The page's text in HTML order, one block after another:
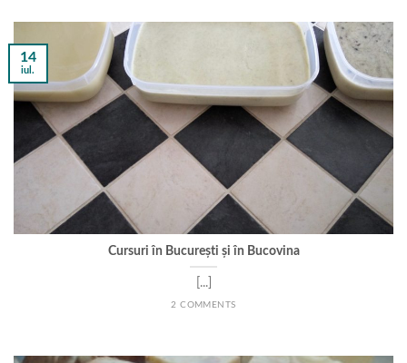
Cursuri în București și în Bucovina
[...]
2 COMMENTS
14
iul.